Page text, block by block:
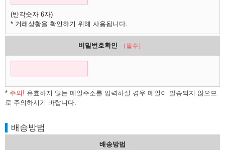
(반각숫자 6자)
* 거래상황을 확인하기 위해 사용됩니다.
비밀번호확인 （필수）
* 주의! 유효하지 않는 메일주소를 입력하실 경우 메일이 발송되지 않으므
로 주의하시기 바랍니다.
배송방법
배송방법